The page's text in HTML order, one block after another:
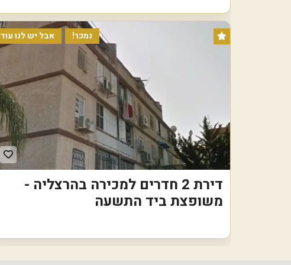
אבל יש לנו עוד נמכר!
דירת 2 חדרים למכירה בהרצליה -
משופצת ביד התשעה